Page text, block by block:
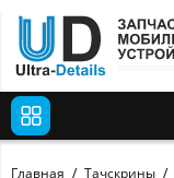
Главная Тачскрины